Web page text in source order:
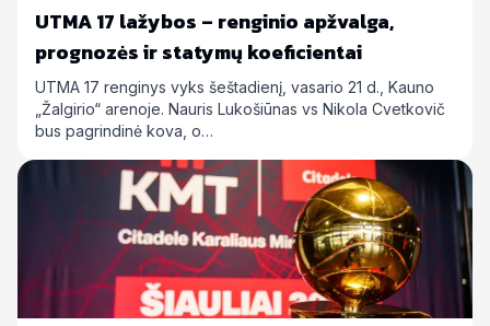
UTMA 17 lažybos – renginio apžvalga,
prognozės ir statymų koeficientai
UTMA 17 renginys vyks šeštadienį, vasario 21 d., Kauno
„Žalgirio“ arenoje. Nauris Lukošiūnas vs Nikola Cvetkovič
bus pagrindinė kova, o…